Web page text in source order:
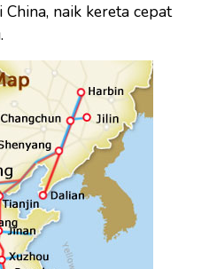
naik kereta cepat